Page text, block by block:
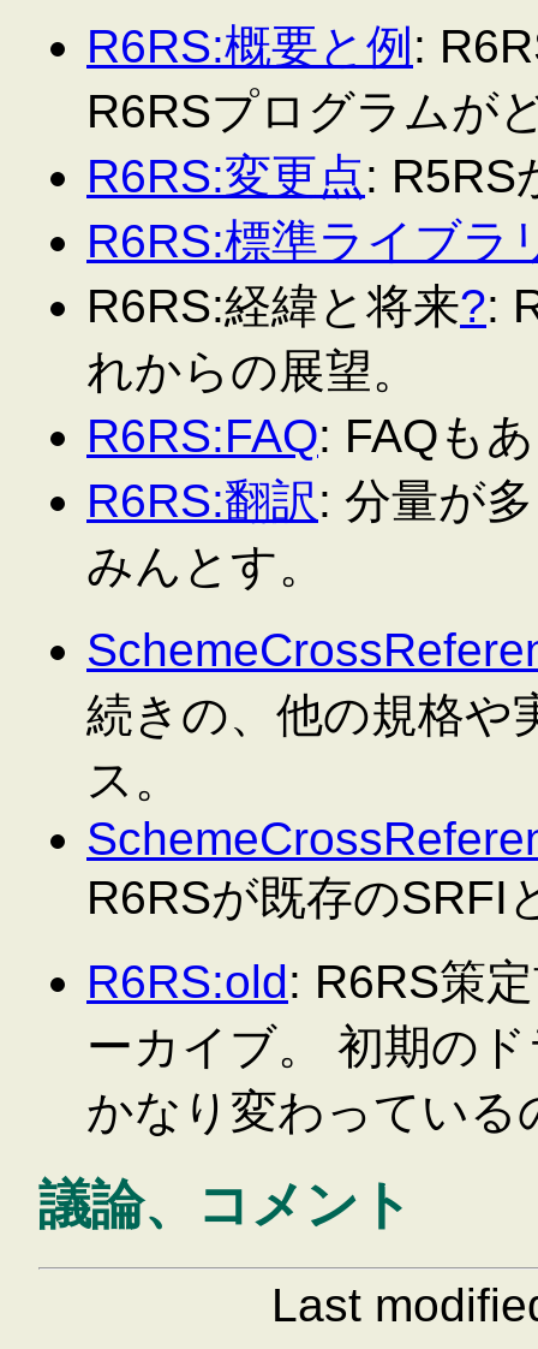
R6RS:概要と例 :
R6RSプログラムが
R6RS:変更点: R5RS
R6RS:標準ライブラ
R6RS:経緯と将来?:
れからの展望。
R6RS:FAQ: FAQも
R6RS:翻訳: 分量が
みんとす。
続きの、他の規格や
ス。
R6RSが既存のSRFI
R6RS:old: R6RS策
ーカイブ。 初期の
かなり変わっている
議論、コメント
Last